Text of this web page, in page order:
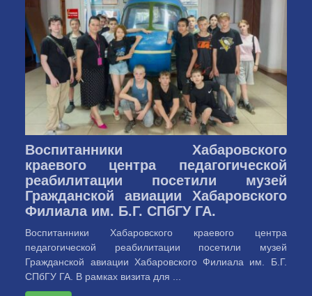
Воспитанники Хабаровского
краевого центра педагогической
реабилитации посетили музей
Гражданской авиации Хабаровского
Филиала им. Б.Г. СПбГУ ГА.
Воспитанники Хабаровского краевого центра
педагогической реабилитации посетили музей
Гражданской авиации Хабаровского Филиала им. Б.Г.
СПбГУ ГА. В рамках визита для ...